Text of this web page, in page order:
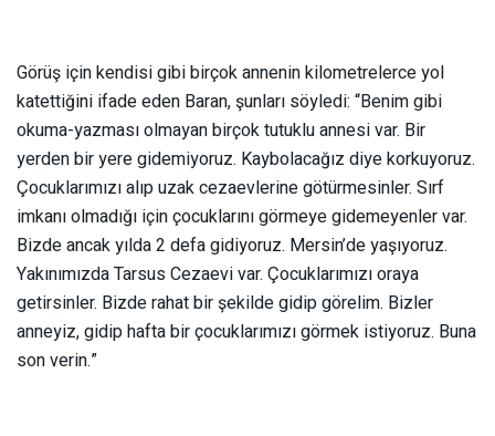
Görüş için kendisi gibi birçok annenin kilometrelerce yol
katettiğini ifade eden Baran, şunları söyledi: “Benim gibi
okuma-yazması olmayan birçok tutuklu annesi var. Bir
yerden bir yere gidemiyoruz. Kaybolacağız diye korkuyoruz.
Çocuklarımızı alıp uzak cezaevlerine götürmesinler. Sırf
imkanı olmadığı için çocuklarını görmeye gidemeyenler var.
Bizde ancak yılda 2 defa gidiyoruz. Mersin’de yaşıyoruz.
Yakınımızda Tarsus Cezaevi var. Çocuklarımızı oraya
getirsinler. Bizde rahat bir şekilde gidip görelim. Bizler
anneyiz, gidip hafta bir çocuklarımızı görmek istiyoruz. Buna
son verin.”